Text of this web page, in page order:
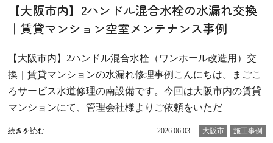
【大阪市内】2ハンドル混合水栓の水漏れ交換
｜賃貸マンション空室メンテナンス事例
【大阪市内】2ハンドル混合水栓（ワンホール改造用）交
換｜賃貸マンションの水漏れ修理事例こんにちは。まごこ
ろサービス水道修理の南設備です。今回は大阪市内の賃貸
マンションにて、管理会社様よりご依頼をいただ
続きを読む 2026.06.03 大阪市 施工事例